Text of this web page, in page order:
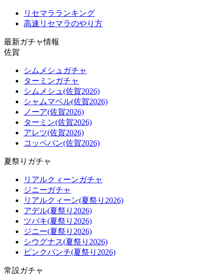
リセマラランキング
高速リセマラのやり方
最新ガチャ情報
佐賀
シムメシュガチャ
ターミンガチャ
シムメシュ(佐賀2026)
シャムマベル(佐賀2026)
ノーア(佐賀2026)
ターミン(佐賀2026)
アレツ(佐賀2026)
コッペパン(佐賀2026)
夏祭りガチャ
リアルクィーンガチャ
ジニーガチャ
リアルクィーン(夏祭り2026)
アデル(夏祭り2026)
ツバキ(夏祭り2026)
ジニー(夏祭り2026)
シウグナス(夏祭り2026)
ピンクパンチ(夏祭り2026)
常設ガチャ